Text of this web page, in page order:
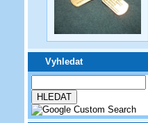
Vyhledat